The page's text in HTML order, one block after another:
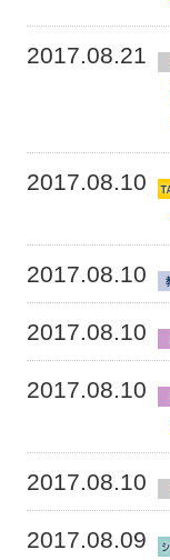
2017.08.21
2017.08.10
2017.08.10
2017.08.10
2017.08.10
2017.08.10
2017.08.09